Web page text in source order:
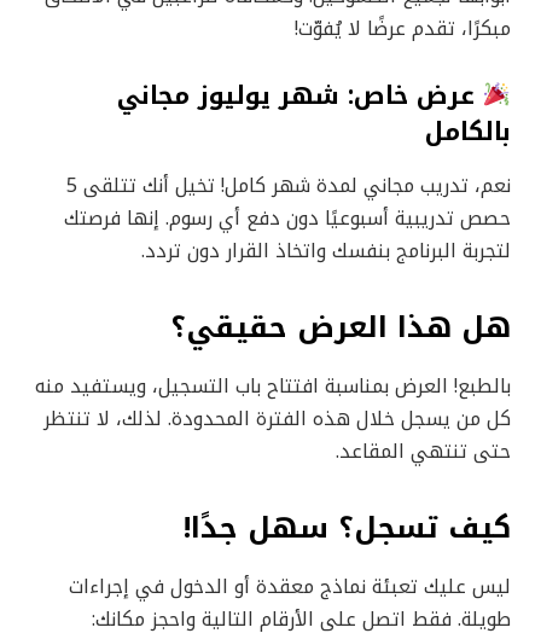
مبكرًا، تقدم عرضًا لا يُفوّت!
عرض خاص: شهر يوليوز مجاني
بالكامل
نعم، تدريب مجاني لمدة شهر كامل! تخيل أنك تتلقى 5
حصص تدريبية أسبوعيًا دون دفع أي رسوم. إنها فرصتك
لتجربة البرنامج بنفسك واتخاذ القرار دون تردد.
هل هذا العرض حقيقي؟
بالطبع! العرض بمناسبة افتتاح باب التسجيل، ويستفيد منه
كل من يسجل خلال هذه الفترة المحدودة. لذلك، لا تنتظر
حتى تنتهي المقاعد.
كيف تسجل؟ سهل جدًا!
ليس عليك تعبئة نماذج معقدة أو الدخول في إجراءات
طويلة. فقط اتصل على الأرقام التالية واحجز مكانك: